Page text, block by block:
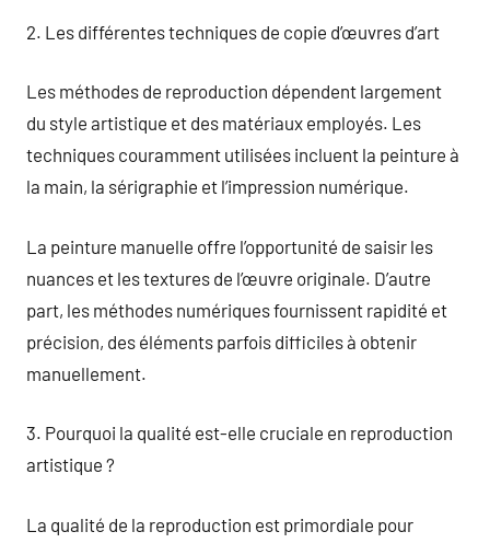
2. Les différentes techniques de copie d’œuvres d’art
Les méthodes de reproduction dépendent largement
du style artistique et des matériaux employés. Les
techniques couramment utilisées incluent la peinture à
la main, la sérigraphie et l’impression numérique.
La peinture manuelle offre l’opportunité de saisir les
nuances et les textures de l’œuvre originale. D’autre
part, les méthodes numériques fournissent rapidité et
précision, des éléments parfois difficiles à obtenir
manuellement.
3. Pourquoi la qualité est-elle cruciale en reproduction
artistique ?
La qualité de la reproduction est primordiale pour